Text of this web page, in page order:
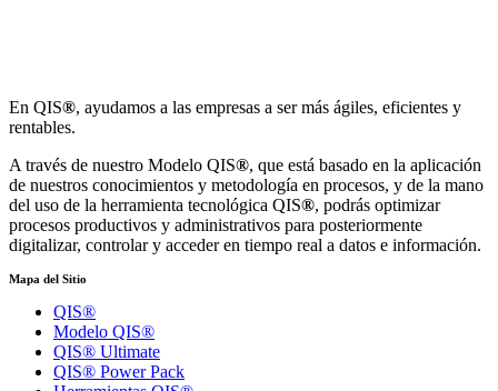
En QIS®, ayudamos a las empresas a ser más ágiles, eficientes y
rentables.
A través de nuestro Modelo QIS®, que está basado en la aplicación
de nuestros conocimientos y metodología en procesos, y de la mano
del uso de la herramienta tecnológica QIS®, podrás optimizar
procesos productivos y administrativos para posteriormente
digitalizar, controlar y acceder en tiempo real a datos e información.
Mapa del Sitio
QIS®
Modelo QIS®
QIS® Ultimate
QIS® Power Pack